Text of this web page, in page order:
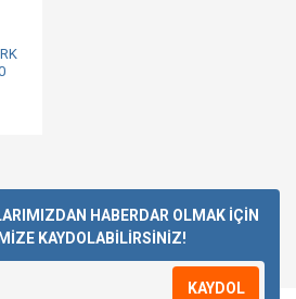
HABERDAR OLMAK İÇİN
KAYDOLABİLİRSİNİZ!
KAYDOL